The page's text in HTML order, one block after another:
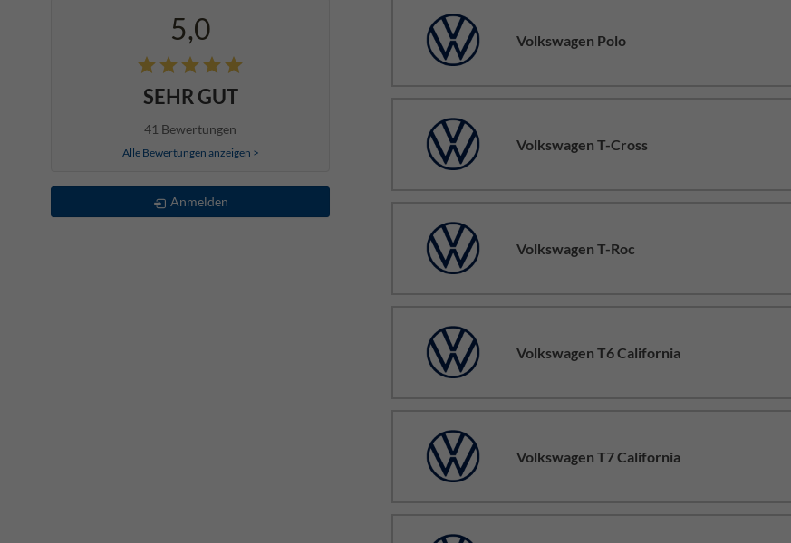
Volkswagen Polo
Volkswagen T-Cross
Volkswagen T-Roc
Volkswagen T6 California
Volkswagen T7 California
5,0
SEHR GUT
41 Bewertungen
Alle Bewertungen anzeigen >
Anmelden